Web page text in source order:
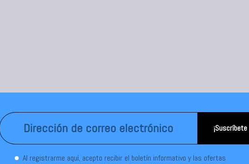
Al registrarme aquí, acepto recibir el boletín informativo y las ofertas